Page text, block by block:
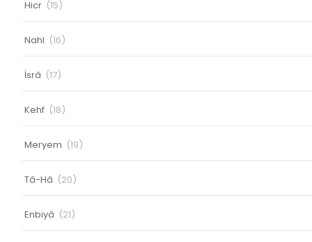
Hicr (15)
Nahl (16)
İsrâ (17)
Kehf (18)
Meryem (19)
Tâ-Hâ (20)
Enbiyâ (21)